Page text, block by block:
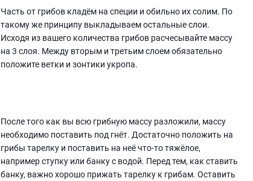
Часть от грибов кладём на специи и обильно их солим. По
такому же принципу выкладываем остальные слои.
Исходя из вашего количества грибов расчесывайте массу
на 3 слоя. Между вторым и третьим слоем обязательно
положите ветки и зонтики укропа.
После того как вы всю грибную массу разложили, массу
необходимо поставить под гнёт. Достаточно положить на
грибы тарелку и поставить на неё что-то тяжёлое,
например ступку или банку с водой. Перед тем, как ставить
банку, важно хорошо прижать тарелку к грибам. Оставить